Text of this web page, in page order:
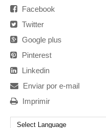
Facebook
Twitter
Google plus
Pinterest
Linkedin
Enviar por e-mail
Imprimir